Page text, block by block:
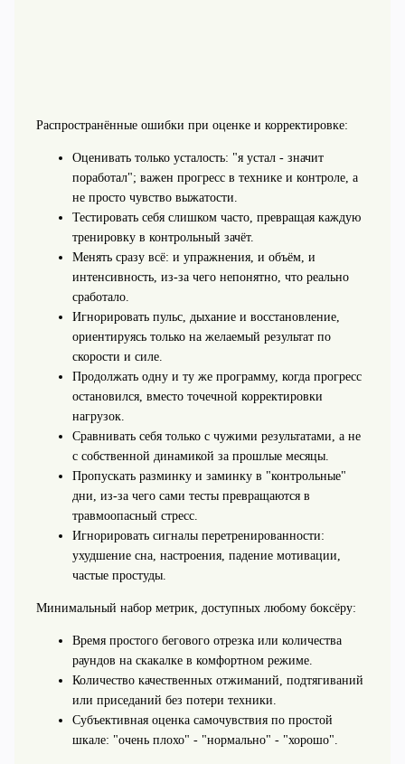
Распространённые ошибки при оценке и корректировке:
Оценивать только усталость: "я устал - значит
поработал"; важен прогресс в технике и контроле, а
не просто чувство выжатости.
Тестировать себя слишком часто, превращая каждую
тренировку в контрольный зачёт.
Менять сразу всё: и упражнения, и объём, и
интенсивность, из-за чего непонятно, что реально
сработало.
Игнорировать пульс, дыхание и восстановление,
ориентируясь только на желаемый результат по
скорости и силе.
Продолжать одну и ту же программу, когда прогресс
остановился, вместо точечной корректировки
нагрузок.
Сравнивать себя только с чужими результатами, а не
с собственной динамикой за прошлые месяцы.
Пропускать разминку и заминку в "контрольные"
дни, из-за чего сами тесты превращаются в
травмоопасный стресс.
Игнорировать сигналы перетренированности:
ухудшение сна, настроения, падение мотивации,
частые простуды.
Минимальный набор метрик, доступных любому боксёру:
Время простого бегового отрезка или количества
раундов на скакалке в комфортном режиме.
Количество качественных отжиманий, подтягиваний
или приседаний без потери техники.
Субъективная оценка самочувствия по простой
шкале: "очень плохо" - "нормально" - "хорошо".